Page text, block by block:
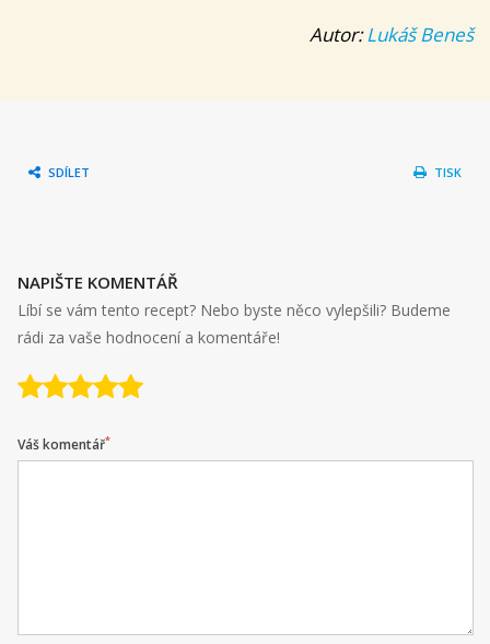
Autor:Lukáš Beneš
SDÍLET TISK
NAPIŠTE KOMENTÁŘ
Líbí se vám tento recept? Nebo byste něco vylepšili? Budeme
rádi za vaše hodnocení a komentáře!
Váš komentář*